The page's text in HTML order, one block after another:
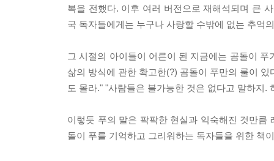
복을 전했다. 이후 여러 버전으로 재해석되며 큰
국 독자들에게는 누구나 사랑할 수밖에 없는 추억
그 시절의 아이들이 어른이 된 지금에는 곰돌이
삶의 방식에 관한 확고한(?) 곰돌이 푸만의 룰이
도 몰라." "사람들은 불가능한 것은 없다고 말하지.
이렇듯 푸의 말은 팍팍한 현실과 익숙해진 것만
돌이 푸를 기억하고 그리워하는 독자들을 위한 책